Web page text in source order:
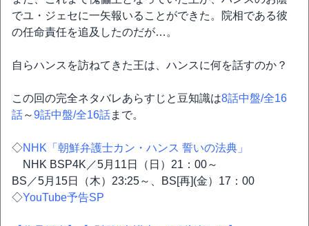
でユ・ジェセに一矢報いることができた。院相である彼
の任命責任を追及したのだが…。
自らハンスを訪ねてきた王は、ハンスに何を話すのか？
この回の完全ネタバレあらすじと豆知識は8話中盤/全16
話～9話中盤/全16話まで。
◇NHK「朝鮮弁護士カン・ハンス 誓いの法典」
NHK BSP4K／5月11日（日）21：00～
BS／5月15日（木）23:25～、BS[再](金）17：00
◇YouTube予告SP